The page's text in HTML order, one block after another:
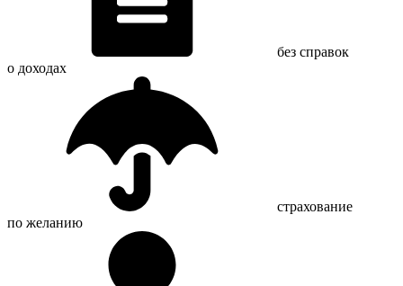
без справок
о доходах
страхование
по желанию